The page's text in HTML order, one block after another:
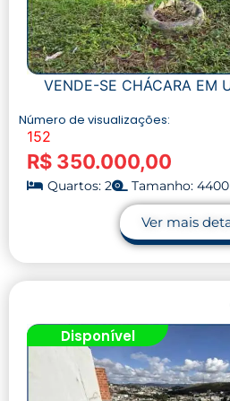
VENDE-SE CHÁCARA EM
Número de visualizações:
152
R$ 350.000,00
Quartos: 2 Tamanho:
Ver mais
Disponível